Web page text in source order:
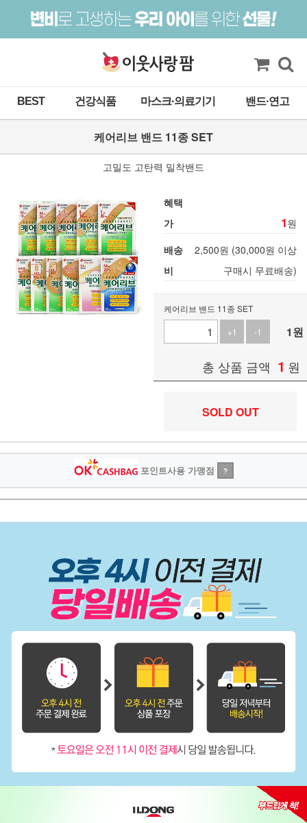
BEST 건강식품 마스크·의료기기 밴드·연고
케어리브 밴드 11종 SET
고밀도 고탄력 밀착밴드
혜택
가
1원
배송
비
2,500원 (30,000원 이상
구매시 무료배송)
케어리브 밴드 11종 SET
+1
-1 1원
총 상품 금액 1 원
SOLD OUT
포인트사용 가맹점 ?